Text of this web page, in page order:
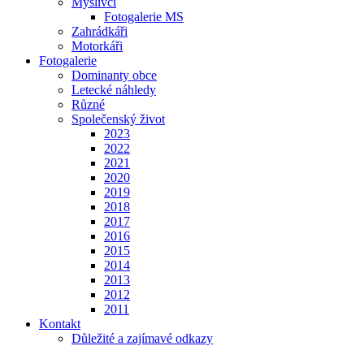
Fotogalerie MS
Zahrádkáři
Motorkáři
Fotogalerie
Dominanty obce
Letecké náhledy
Různé
Společenský život
2023
2022
2021
2020
2019
2018
2017
2016
2015
2014
2013
2012
2011
Kontakt
Důležité a zajímavé odkazy